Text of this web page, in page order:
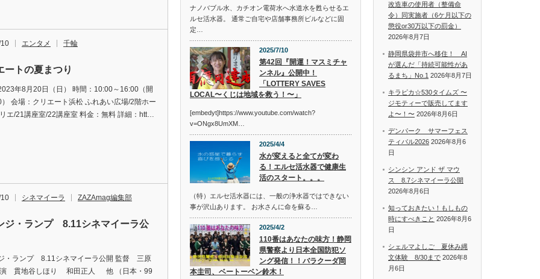
エンタメ 千輪
ートの夏まつり
年8月20日（日） 時間：10:00～16:00（開
会場：クリエート浜松 ふれあい広場/2階ホー
エ/21講座室/22講座室 料金：無料 詳細：htt…
シネマイーラ ZAZAmag編集部
ジ・ランプ 8.11シネマイーラ公
・ランプ 8.11シネマイーラ公開 監督 三原
演 貫地谷しほり 和田正人 他 （日本・99
ナノバブル水、カチオン電荷水へ水道水を甦らせるエ
ルセ活水器。 通常ご自宅や店舗事務所ビルなどに固
定…
2025/7/10
第42回『開運！マスミチャ
ンネル』公開中！
「LOTTERY SAVES
LOCAL〜くじは地域を救う！〜」
[embedyt]https://www.youtube.com/watch?
v=ONgx8UmXM…
2025/4/4
水が変えると全てが変わ
る！エルセ活水器で健康生
活のスタート。。。
（特）エルセ活水器には、一般の浄水器ではできない
事が沢山あります。 お水さんに命を蘇る…
2025/4/2
110番はあなたの味方！静岡
県警察より日本全国防犯ソ
ング発信！！バラクーダ岡
本圭司、ベートーベン鈴木！
改造車の使用者（整備命
令）同実施者（6ケ月以下の
懲役or30万以下の罰金）
2026年8月7日
静岡県袋井市へ移住！ AI
が選んだ「持続可能性があ
るまち」No.1 2026年8月7日
キラピカ☆530タイムズ 〜
ジモティーで販売してます
よ〜！〜 2026年8月6日
デンパーク サマーフェス
ティバル2026 2026年8月6
日
シンシン アンド ザ マウ
ス 8.7シネマイーラ公開
2026年8月6日
知っておきたい！もしもの
時にすべきこと 2026年8月6
日
シェルマよしご 夏休み縄
文体験 8/30まで 2026年8
月6日